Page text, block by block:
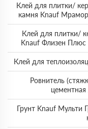
Клей для плитки/
камня Knauf
Клей для плитки/
Knauf Флизен Плюс
Клей для
Ровнитель
цементная
Грунт Knauf Мульти